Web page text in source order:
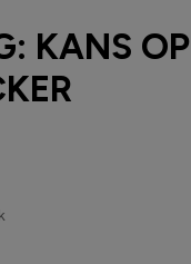
KANS OP